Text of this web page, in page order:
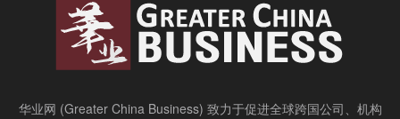
华业网 (Greater China Business) 致力于促进全球跨国公司、机构